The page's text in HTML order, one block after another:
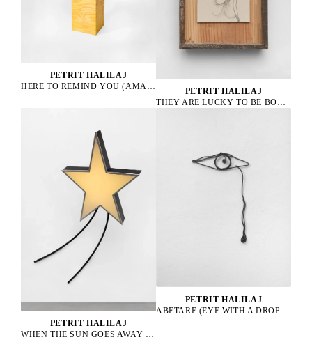
PETRIT HALILAJ
HERE TO REMIND YOU (AMAZONA ALBIFRONS), 2023
PETRIT HALILAJ
PETRIT HALILAJ
PETRIT HALILAJ
ABETARE (EYE WITH A DROP), 2025